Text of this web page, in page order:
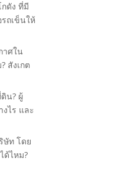
ดัง ที่มี
ถเข็นให้
าศใน
สังเกต
น? ผู้
งไร และ
ษัท โดย
ด้ไหม?